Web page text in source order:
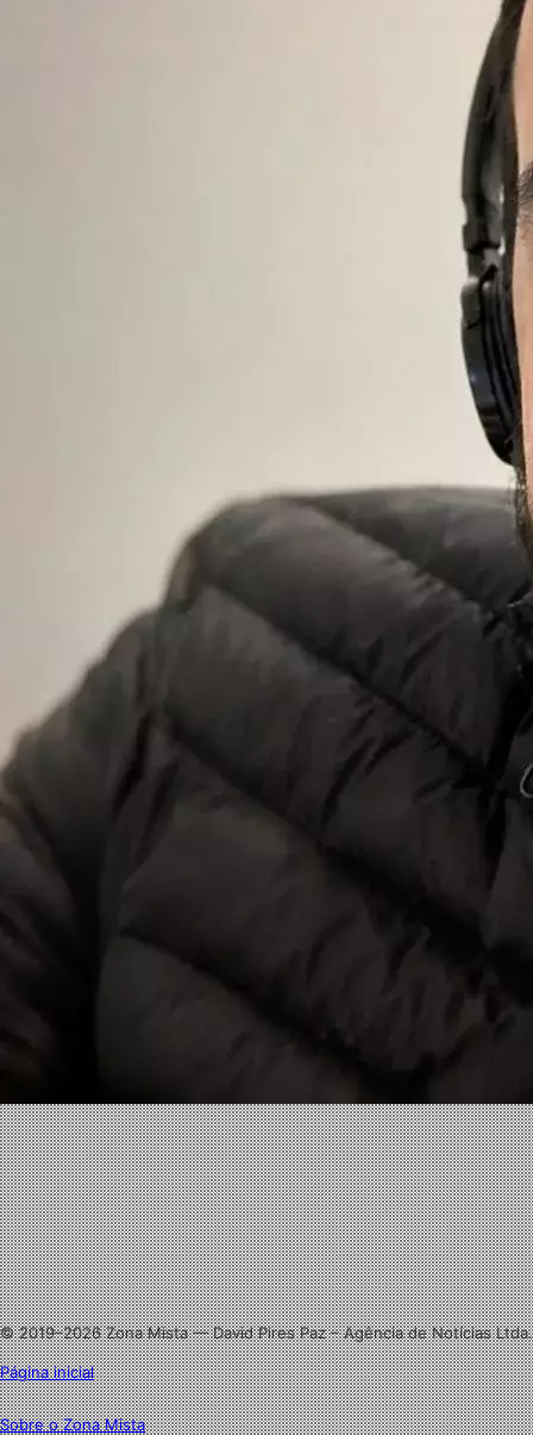
Facebook
X
Linkedin
Instagram
© 2019–2026 Zona Mista — David Pires Paz – Agência de Notícias Ltda.
Página inicial
Sobre o Zona Mista